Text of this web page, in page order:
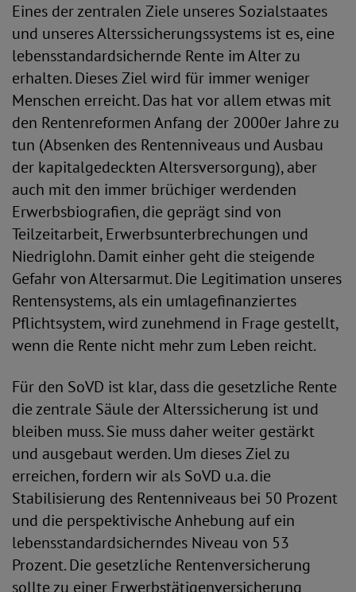
Eines der zentralen Ziele unseres Sozialstaates
und unseres Alterssicherungssystems ist es, eine
lebensstandardsichernde Rente im Alter zu
erhalten. Dieses Ziel wird für immer weniger
Menschen erreicht. Das hat vor allem etwas mit
den Rentenreformen Anfang der 2000er Jahre zu
tun (Absenken des Rentenniveaus und Ausbau
der kapitalgedeckten Altersversorgung), aber
auch mit den immer brüchiger werdenden
Erwerbsbiografien, die geprägt sind von
Teilzeitarbeit, Erwerbsunterbrechungen und
Niedriglohn. Damit einher geht die steigende
Gefahr von Altersarmut. Die Legitimation unseres
Rentensystems, als ein umlagefinanziertes
Pflichtsystem, wird zunehmend in Frage gestellt,
wenn die Rente nicht mehr zum Leben reicht.
Für den SoVD ist klar, dass die gesetzliche Rente
die zentrale Säule der Alterssicherung ist und
bleiben muss. Sie muss daher weiter gestärkt
und ausgebaut werden. Um dieses Ziel zu
erreichen, fordern wir als SoVD u.a. die
Stabilisierung des Rentenniveaus bei 50 Prozent
und die perspektivische Anhebung auf ein
lebensstandardsicherndes Niveau von 53
Prozent. Die gesetzliche Rentenversicherung
sollte zu einer Erwerbstätigenversicherung